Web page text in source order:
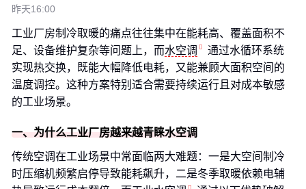
昨天16:00
工业厂房制冷取暖的痛点往往集中在能耗高、覆盖面积不
足、设备维护复杂等问题上，而水空调
通过水循环系统
实现热交换，既能大幅降低电耗，又能兼顾大面积空间的
温度调控。这种方案特别适合需要持续运行且对成本敏感
的工业场景。
一、为什么工业厂房越来越青睐水空调
传统空调在工业场景中常面临两大难题：一是大空间制冷
时压缩机频繁启停导致能耗飙升，二是冬季取暖依赖电辅